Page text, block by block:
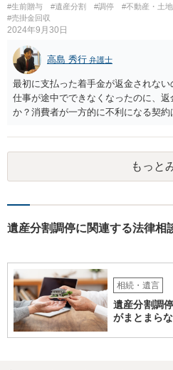
#生前贈与 #遺産分割 #調停 #不動産・土
#売掛金回収
2024年9月30日
高島 秀行 弁護士
最初に支払った着手金が返金されな
仕事が途中でできなくなったのに、
か？消費者が一方的に不利になる
務があると思います。 倒れた弁護
れた方がよいと思います。 倒れた
すが、 判断能力があり、復代理を
選任したのか 即ち、復代理人の選
もっと
遺産分割調停に関連する法律相
相続・遺言
遺産分割調
がまとまら